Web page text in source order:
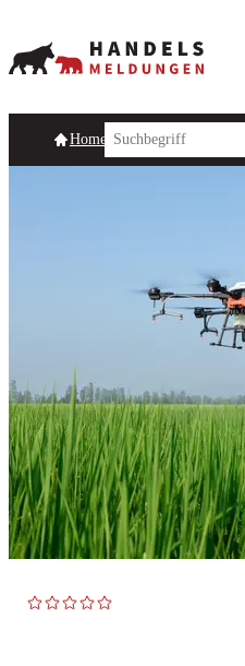
HomepageHandelsmeldungen